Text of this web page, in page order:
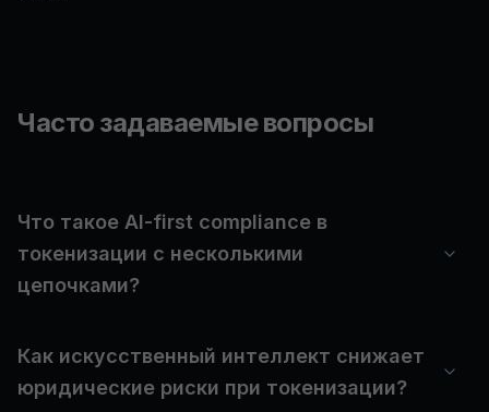
Часто задаваемые вопросы
Что такое AI-first compliance в
токенизации с несколькими
цепочками?
Как искусственный интеллект снижает
юридические риски при токенизации?